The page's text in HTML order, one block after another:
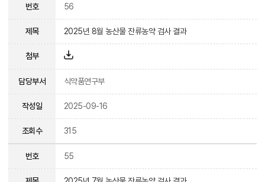
번호 56
제목 2025년 8월 농산물 잔류농약 검사 결과
첨부
담당부서 식약품연구부
작성일 2025-09-16
조회수 315
번호 55